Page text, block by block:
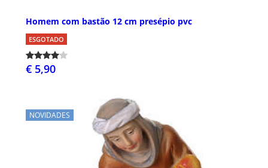
Homem com bastão 12 cm presépio pvc
ESGOTADO
€ 5,90
NOVIDADES